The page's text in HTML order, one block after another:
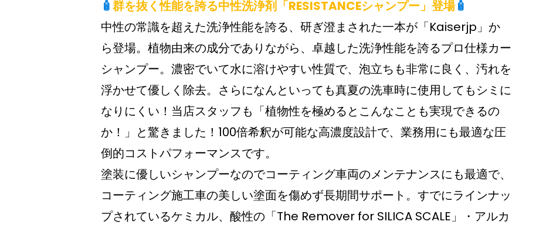
🧴群を抜く性能を誇る中性洗浄剤「RESISTANCEシャンプー」登場🧴
中性の常識を超えた洗浄性能を誇る、研ぎ澄まされた一本が「Kaiserjp」か
ら登場。植物由来の成分でありながら、卓越した洗浄性能を誇るプロ仕様カー
シャンプー。濃密でいて水に溶けやすい性質で、泡立ちも非常に良く、汚れを
浮かせて優しく除去。さらになんといっても真夏の洗車時に使用してもシミに
なりにくい！当店スタッフも「植物性を極めるとこんなことも実現できるの
か！」と驚きました！100倍希釈が可能な高濃度設計で、業務用にも最適な圧
倒的コストパフォーマンスです。
塗装に優しいシャンプーなのでコーティング車両のメンテナンスにも最適で、
コーティング施工車の美しい塗面を傷めず長期間サポート。すでにラインナッ
プされているケミカル、酸性の「The Remover for SILICA SCALE」・アルカ